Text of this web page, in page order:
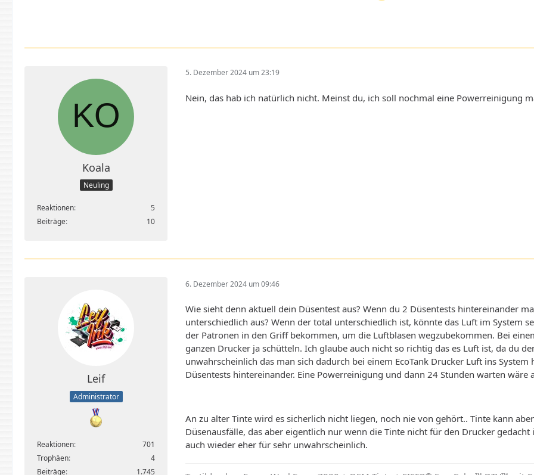
Koala
Neuling
Reaktionen
5
Beiträge
10
5. Dezember 2024 um 23:19
Nein, das hab ich natürlich nicht. Meinst du, ich soll nochmal eine Powerreinigung
Leif
Administrator
Reaktionen
701
Trophäen
4
Beiträge
1.745
6. Dezember 2024 um 09:46
Wie sieht denn aktuell dein Düsentest aus? Wenn du 2 Düsentests hintereinander
unterschiedlich aus? Wenn der total unterschiedlich ist, könnte das Luft im System
der Patronen in den Griff bekommen, um die Luftblasen wegzubekommen. Bei
ganzen Drucker ja schütteln. Ich glaube auch nicht so richtig das es Luft ist, da du
unwahrscheinlich das man sich dadurch bei einem EcoTank Drucker Luft ins
Düsentests hintereinander. Eine Powerreinigung und dann 24 Stunden warten
An zu alter Tinte wird es sicherlich nicht liegen, noch nie von gehört.. Tinte kann
Düsenausfälle, das aber eigentlich nur wenn die Tinte nicht für den Drucker
auch wieder eher für sehr unwahrscheinlich.